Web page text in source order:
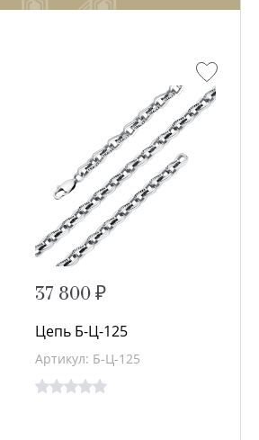
37 800 ₽
Цепь Б-Ц-125
Артикул: Б-Ц-125